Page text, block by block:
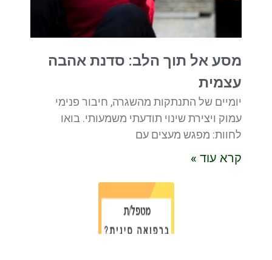
מסע אל תוך הלב: סדנת אהבה
עצמית
יומיים של התנתקות מהשגרה, חיבור פנימי
עמוק ויצירת שינוי תודעתי משמעותי. בואו
לחוות: מפגש מעצים עם
קרא עוד »